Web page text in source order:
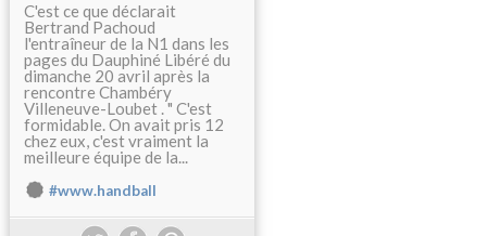
C'est ce que déclarait
Bertrand Pachoud
l'entraîneur de la N1 dans les
pages du Dauphiné Libéré du
dimanche 20 avril après la
rencontre Chambéry
Villeneuve-Loubet . " C'est
formidable. On avait pris 12
chez eux, c'est vraiment la
meilleure équipe de la...
#www.handball